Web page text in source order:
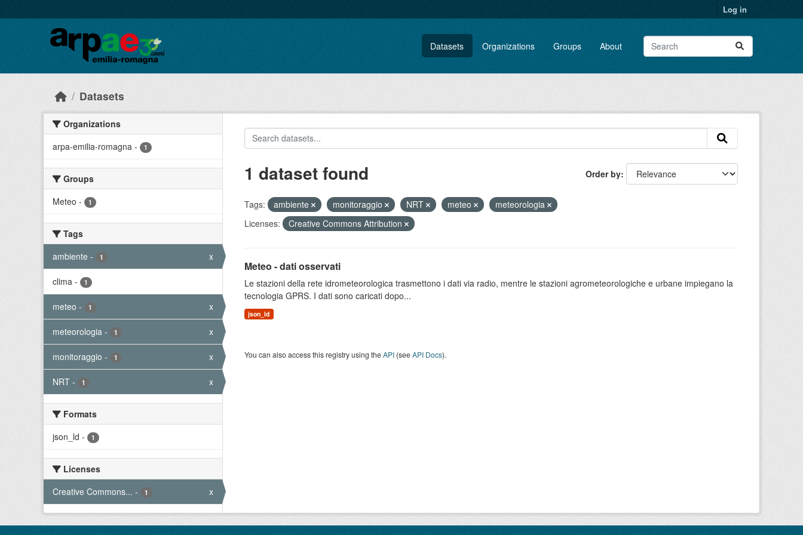
Log in
Datasets Organizations Groups About
Datasets
Organizations
arpa-emilia-romagna - 1
Groups
Meteo - 1
Tags
ambiente - 1 x
clima - 1
meteo - 1 x
meteorologia - 1 x
monitoraggio - 1 x
NRT - 1 x
Formats
json_ld - 1
Licenses
Creative Commons... - 1 x
Order by
1 dataset found
Tags: ambiente monitoraggio NRT meteo
meteorologia
Licenses:
Creative Commons Attribution
Meteo - dati osservati
Le stazioni della rete idrometeorologica trasmettono i dati via radio, mentre le stazioni agrometeorologiche e urbane impiegano la
tecnologia GPRS. I dati sono caricati dopo...
json_ld
You can also access this registry using theAPI(seeAPI Docs).